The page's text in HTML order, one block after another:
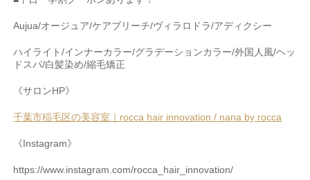
Aujua/オージュア/ケアブリーチ/ヴィラロドラ/アディクシー
ハイライト/インナーカラー/グラデーションカラー/外国人風/ヘッ
ドスパ/白髪染め/縮毛矯正
《サロンHP》
千葉市稲毛区の美容室｜ rocca hair innovation / nana by rocca
《Instagram》
https://www.instagram.com/rocca_hair_innovation/